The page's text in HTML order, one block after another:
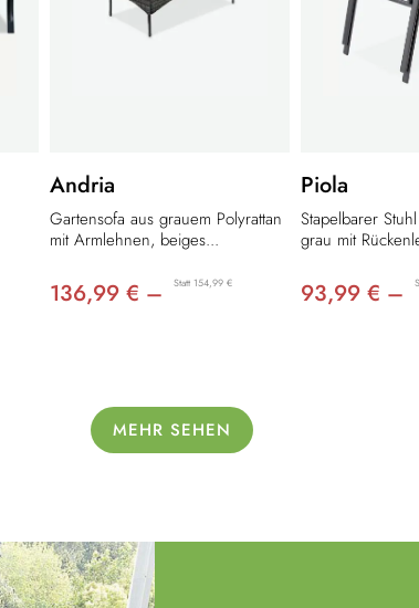
Andria
Gartensofa aus grauem Polyrattan
mit Armlehnen, beiges...
136,99 € – Statt 154,99 €
Piola
Stapelbarer
grau mit
93,99 € –
MEHR SEHEN